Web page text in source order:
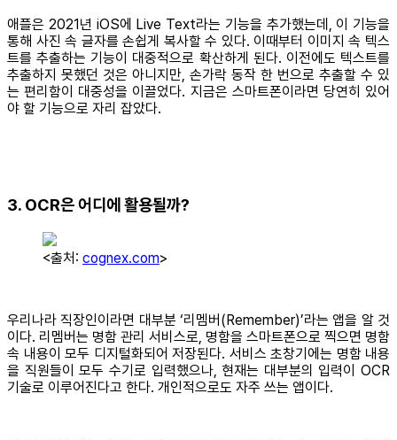
애플은 2021년 iOS에 Live Text라는 기능을 추가했는데, 이 기능을
통해 사진 속 글자를 손쉽게 복사할 수 있다. 이때부터 이미지 속 텍스
트를 추출하는 기능이 대중적으로 확산하게 된다. 이전에도 텍스트를
추출하지 못했던 것은 아니지만, 손가락 동작 한 번으로 추출할 수 있
는 편리함이 대중성을 이끌었다. 지금은 스마트폰이라면 당연히 있어
야 할 기능으로 자리 잡았다.
3. OCR은 어디에 활용될까?
<출처: cognex.com>
우리나라 직장인이라면 대부분 ‘리멤버(Remember)’라는 앱을 알 것
이다. 리멤버는 명함 관리 서비스로, 명함을 스마트폰으로 찍으면 명함
속 내용이 모두 디지털화되어 저장된다. 서비스 초창기에는 명함 내용
을 직원들이 모두 수기로 입력했으나, 현재는 대부분의 입력이 OCR
기술로 이루어진다고 한다. 개인적으로도 자주 쓰는 앱이다.